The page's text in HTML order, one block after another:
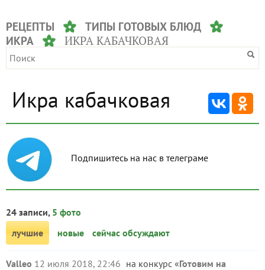
РЕЦЕПТЫ
ТИПЫ ГОТОВЫХ БЛЮД
ИКРА
ИКРА КАБАЧКОВАЯ
Икра кабачковая
Подпишитесь на нас в телеграме
24 записи, 5 фото
лучшие
новые сейчас обсуждают
Valleo 12 июля 2018, 22:46 на конкурс «Готовим на